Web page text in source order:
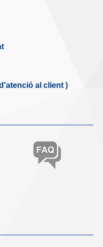
al client )